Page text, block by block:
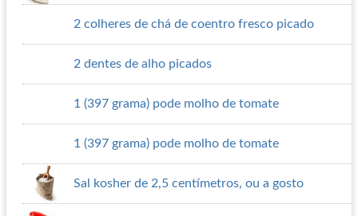
2 colheres de chá de coentro fresco picado
2 dentes de alho picados
1 (397 grama) pode molho de tomate
1 (397 grama) pode molho de tomate
Sal kosher de 2,5 centímetros, ou a gosto